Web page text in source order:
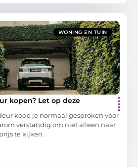
WONING EN TUIN
kopen? Let op deze
koop je normaal gesproken voor
verstandig om niet alleen naar
te kijken.